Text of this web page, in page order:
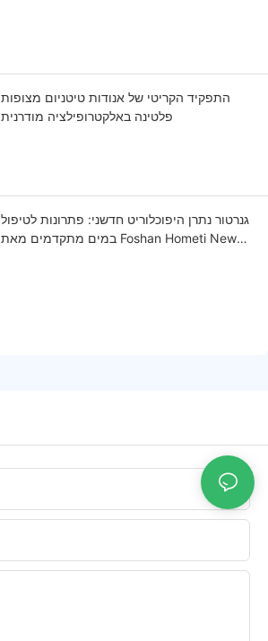
התפקיד הקריטי של אנודות טיטניום מצופות
פלטינה באלקטרופילציה מודרנית
גנרטור נתרן היפוכלוריט חדשני: פתרונות לטיפול
במים מתקדמים מאת Foshan Hometi New